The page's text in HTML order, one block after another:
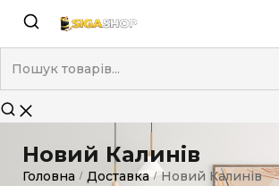
Новий Калинів
Головна / Доставка / Новий Калинів